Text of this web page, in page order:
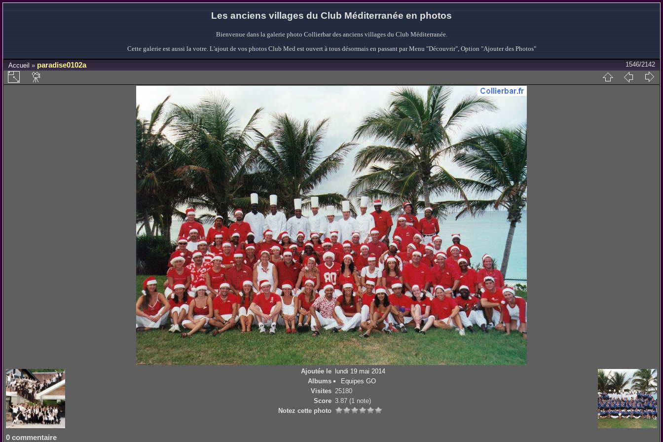
Les anciens villages du Club Méditerranée en photos
Bienvenue dans la galerie photo Collierbar des anciens villages du Club Méditerranée.
Cette galerie est aussi la votre. L'ajout de vos photos Club Med est ouvert à tous désormais en passant par Menu "Découvrir", Option "Ajouter des Photos"
Accueil » paradise0102a 1546/2142
Ajoutée le
lundi 19 mai 2014
Albums
Equipes GO
Visites 25180
Score 3.87 (1 note)
Notez cette photo
0 commentaire